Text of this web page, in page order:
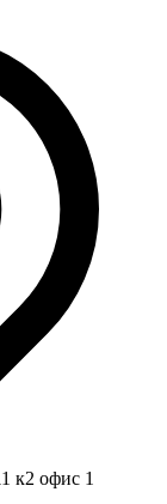
к2 офис 1